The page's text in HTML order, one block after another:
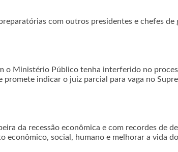
com outros presidentes e chefes de
o Ministério Público tenha interferido no
indicar o juiz parcial para vaga no
da recessão econômica e com recordes de
econômico, social, humano e melhorar a vida